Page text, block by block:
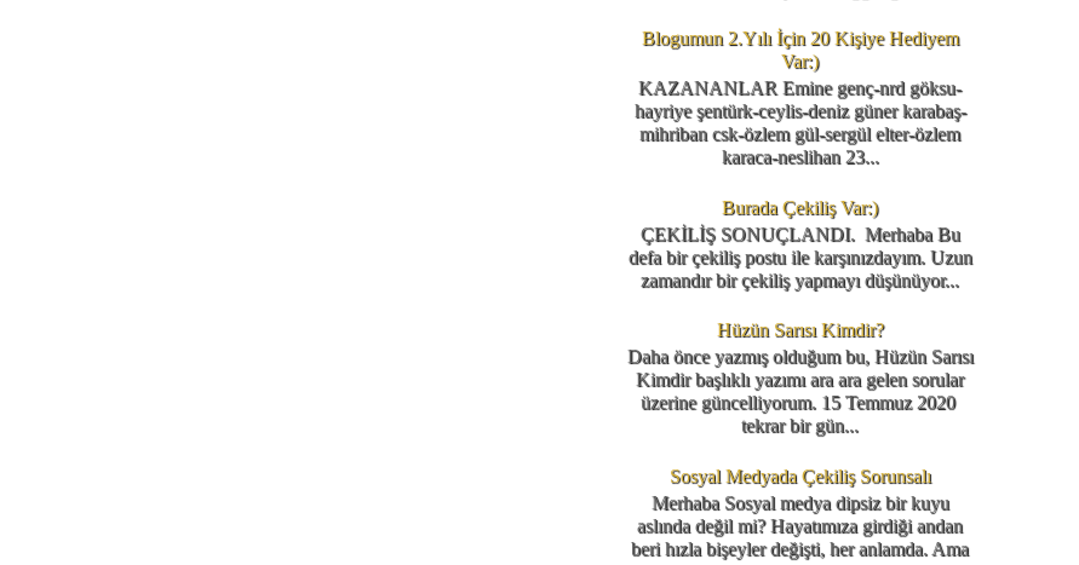
Blogumun 2.Yılı İçin 20 Kişiye Hediyem
Var:)
KAZANANLAR Emine genç-nrd göksu-
hayriye şentürk-ceylis-deniz güner karabaş-
mihriban csk-özlem gül-sergül elter-özlem
karaca-neslihan 23...
Burada Çekiliş Var:)
ÇEKİLİŞ SONUÇLANDI. Merhaba Bu
defa bir çekiliş postu ile karşınızdayım. Uzun
zamandır bir çekiliş yapmayı düşünüyor...
Hüzün Sarısı Kimdir?
Daha önce yazmış olduğum bu, Hüzün Sarısı
Kimdir başlıklı yazımı ara ara gelen sorular
üzerine güncelliyorum. 15 Temmuz 2020
tekrar bir gün...
Sosyal Medyada Çekiliş Sorunsalı
Merhaba Sosyal medya dipsiz bir kuyu
aslında değil mi? Hayatımıza girdiği andan
beri hızla bişeyler değişti, her anlamda. Ama